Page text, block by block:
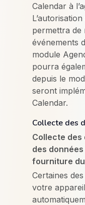
Calendar à
permettra de
événements
module
pourra
depuis le
seront
Calendar.
Collecte des
Collecte
des
fourniture
Certaines
votre